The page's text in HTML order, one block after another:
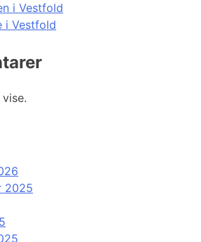
i Vestfold
i Vestfold
2025